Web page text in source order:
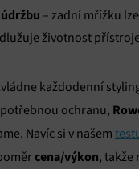
– zadní mřížku
životnost
každodenní
ochranu,
Navíc si v našem
cena/výkon, takže